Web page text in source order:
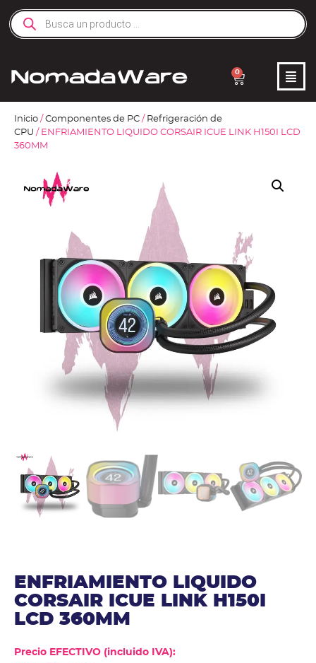
0
Inicio / Componentes de PC / Refrigeración de
CPU / ENFRIAMIENTO LIQUIDO CORSAIR ICUE LINK H150I LCD
360MM
ENFRIAMIENTO LIQUIDO
CORSAIR ICUE LINK H150I
LCD 360MM
Precio EFECTIVO (incluido IVA):